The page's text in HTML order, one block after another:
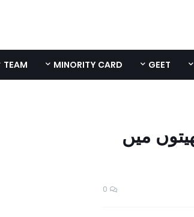
GEET
MINORITY CARD
TEAM
میں
0